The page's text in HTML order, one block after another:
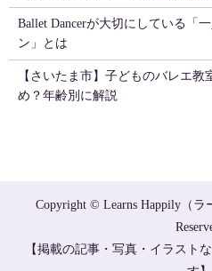
Ballet Dancerが大切にしている「
ン」とは
【さいたま市】子どものバレエ
め？年齢別に解説
Copyright © Learns Happily（
【掲載の記事・写真・イラスト